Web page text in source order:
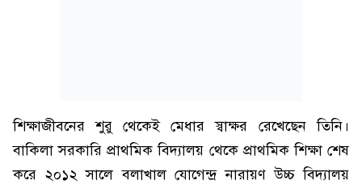
শিক্ষাজীবনের শুরু থেকেই মেধার স্বাক্ষর রেখেছেন তিনি।
বাকিলা সরকারি প্রাথমিক বিদ্যালয় থেকে প্রাথমিক শিক্ষা শেষ
করে ২০১২ সালে বলাখাল যোগেন্দ্র নারায়ণ উচ্চ বিদ্যালয়